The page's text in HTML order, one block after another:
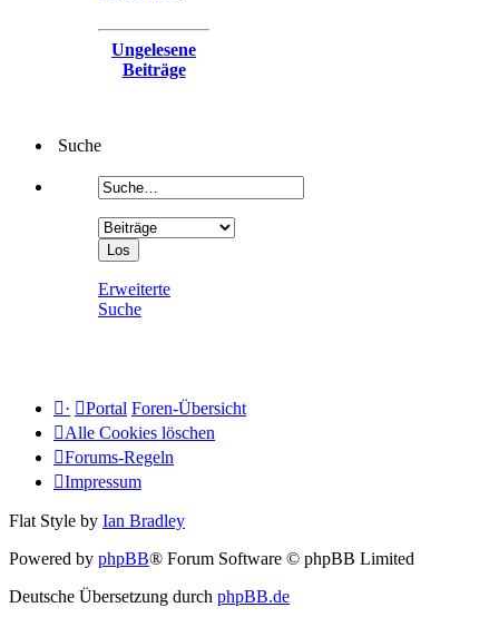
Ungelesene
Beiträge
Suche
Erweiterte
Suche
· Portal Foren-Übersicht
Alle Cookies löschen
Forums-Regeln
Impressum
Flat Style by Ian Bradley
Powered by phpBB® Forum Software © phpBB Limited
Deutsche Übersetzung durch phpBB.de